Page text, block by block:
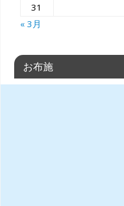
31
« 3月
お布施